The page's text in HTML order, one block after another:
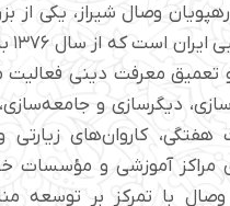
وصال شیراز، یکی از
تعمیق معرفت دینی فعالیت
دیگرسازی و
هفتگی، کاروان‌های
مراکز آموزشی و مؤسسات
وصال با تمرکز بر توسعه